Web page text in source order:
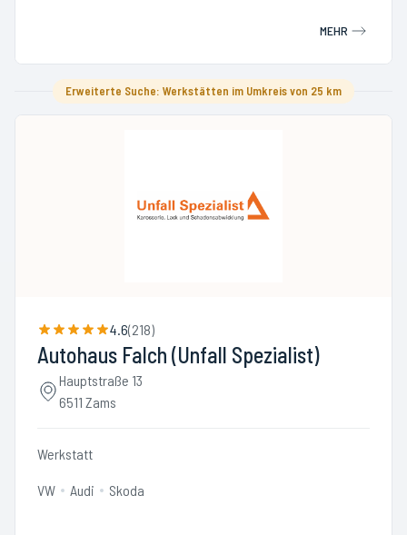
MEHR
Erweiterte Suche: Werkstätten im Umkreis von 25 km
4.6(218)
Autohaus Falch (Unfall Spezialist)
Hauptstraße 13
6511 Zams
Werkstatt
VW Audi Skoda